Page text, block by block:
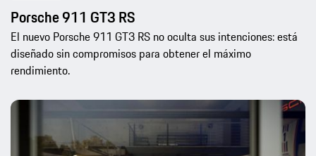
Porsche 911 GT3 RS
El nuevo Porsche 911 GT3 RS no oculta sus intenciones: está
diseñado sin compromisos para obtener el máximo
rendimiento.